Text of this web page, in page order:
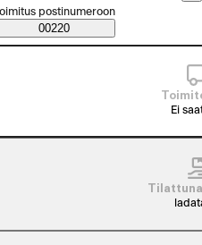
Saatavuustiedot
tilaustapa
postinumeroon
00220
Ei